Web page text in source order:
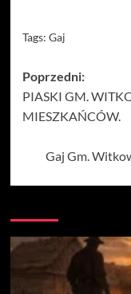
Tags: Gaj
Zobacz
wpisy
Poprzedni:
PIASKI GM.
MIESZKAŃCÓW.
Gaj Gm.